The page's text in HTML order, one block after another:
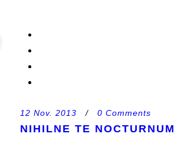
12 Nov. 2013 / 0 Comments
NIHILNE TE NOCTURNUM